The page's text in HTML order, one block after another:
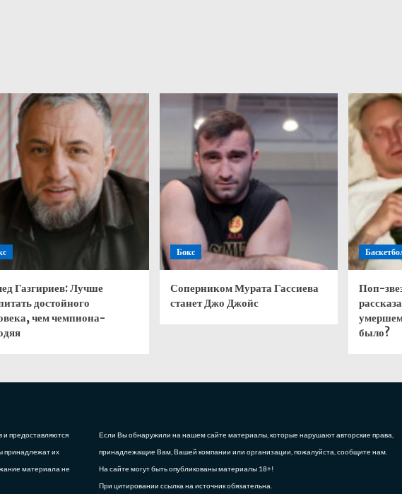
Газгириев: Лучше
достойного
чем чемпиона-
Бокс
Соперником Мурата Гассиева
станет Джо Джойс
Поп-
было?
и предоставляются
принадлежат их
материала не
Если Вы обнаружили на нашем сайте материалы, которые нарушают авторские права,
принадлежащие Вам, Вашей компании или организации, пожалуйста, сообщите нам.
На сайте могут быть опубликованы материалы 18+!
При цитировании ссылка на источник обязательна.